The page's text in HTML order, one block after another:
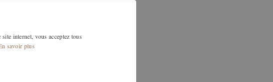
internet, vous acceptez tous
savoir plus